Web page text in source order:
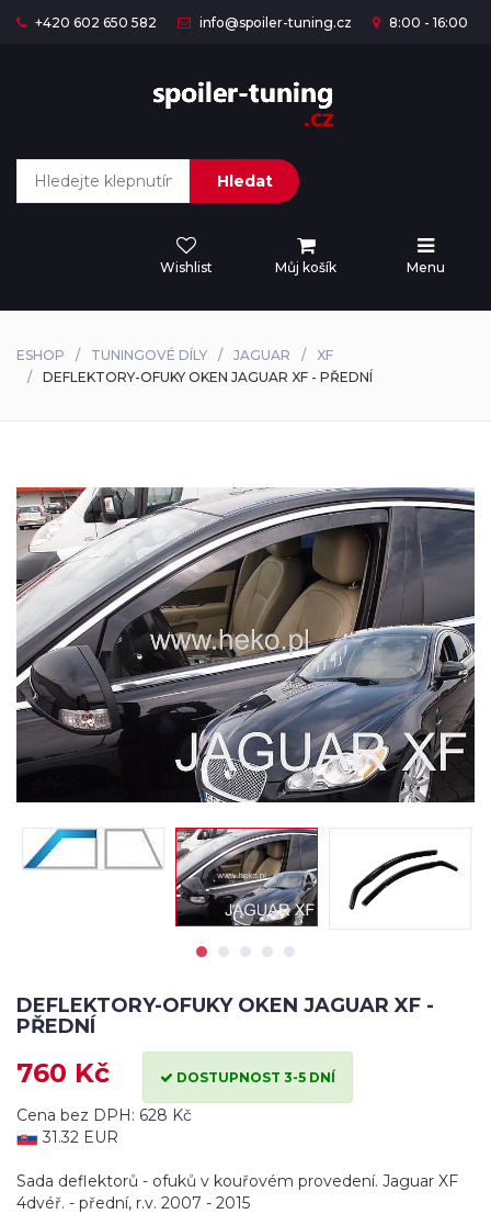
+420 602 650 582 info@spoiler-tuning.cz 8:00 - 16:00
Hledat
Wishlist Můj košík Menu
ESHOP TUNINGOVÉ DÍLY JAGUAR
XF
DEFLEKTORY-OFUKY OKEN JAGUAR XF - PŘEDNÍ
DEFLEKTORY-OFUKY OKEN JAGUAR XF -
PŘEDNÍ
760 Kč DOSTUPNOST 3-5 DNÍ
Cena bez DPH: 628 Kč
31.32 EUR
Sada deflektorů - ofuků v kouřovém provedení. Jaguar XF
4dvéř. - přední, r.v. 2007 - 2015